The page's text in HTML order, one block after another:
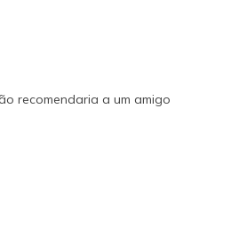
recomendaria a um amigo